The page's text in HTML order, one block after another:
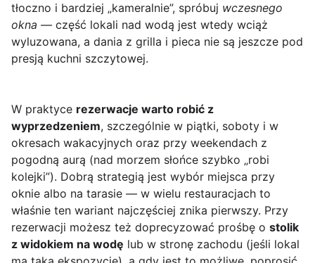
tłoczno i bardziej „kameralnie”, spróbuj wczesnego
okna — część lokali nad wodą jest wtedy wciąż
wyluzowana, a dania z grilla i pieca nie są jeszcze pod
presją kuchni szczytowej.
W praktyce rezerwacje warto robić z
wyprzedzeniem, szczególnie w piątki, soboty i w
okresach wakacyjnych oraz przy weekendach z
pogodną aurą (nad morzem słońce szybko „robi
kolejki”). Dobrą strategią jest wybór miejsca przy
oknie albo na tarasie — w wielu restauracjach to
właśnie ten wariant najczęściej znika pierwszy. Przy
rezerwacji możesz też doprecyzować prośbę o stolik
z widokiem na wodę lub w stronę zachodu (jeśli lokal